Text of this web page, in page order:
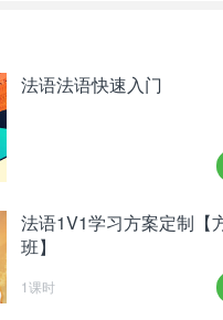
Quelle horreur！
tu l’aimes?
trop grande. Je la
déteste être en
bien celle-là et elle
法语法语快速入门
法语1V1学习方案定制【
班】
1课时